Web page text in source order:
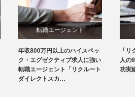
転職エージェント
年収800万円以上のハイスペッ
ク・エグゼクティブ求人に強い
転職エージェント「リクルート
ダイレクトスカ…
「
人の
功実